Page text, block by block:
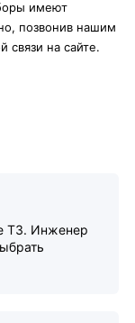
имеют
позвонив нашим
связи на сайте.
ТЗ. Инженер